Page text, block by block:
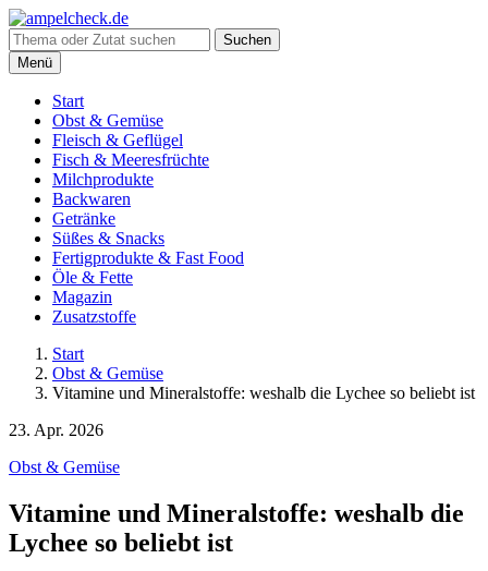
Suche
nach:
Suchen
Menü
Start
Obst & Gemüse
Fleisch & Geflügel
Fisch & Meeresfrüchte
Milchprodukte
Backwaren
Getränke
Süßes & Snacks
Fertigprodukte & Fast Food
Öle & Fette
Magazin
Zusatzstoffe
Start
Obst & Gemüse
Vitamine und Mineralstoffe: weshalb die Lychee so beliebt ist
23. Apr. 2026
Obst & Gemüse
Vitamine und Mineralstoffe: weshalb die
Lychee so beliebt ist